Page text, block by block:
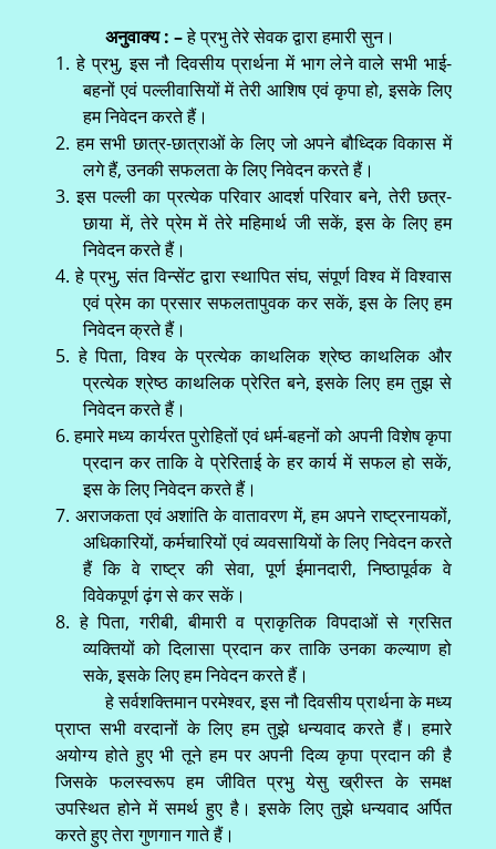
अनुवाक्य : –हे प्रभु तेरे सेवक द्वारा हमारी सुन।
1. हे प्रभु, इस नौ दिवसीय प्रार्थना में भाग लेने वाले सभी भाई-
बहनों एवं पल्लीवासियों में तेरी आशिष एवं कृपा हो, इसके लिए
हम निवेदन करते हैं।
2. हम सभी छात्र-छात्राओं के लिए जो अपने बौध्दिक विकास में
लगे हैं, उनकी सफलता के लिए निवेदन करते हैं।
3. इस पल्ली का प्रत्येक परिवार आदर्श परिवार बने, तेरी छत्र-
छाया में, तेरे प्रेम में तेरे महिमार्थ जी सकें, इस के लिए हम
निवेदन करते हैं।
4. हे प्रभु, संत विन्सेंट द्वारा स्थापित संघ, संपूर्ण विश्व में विश्वास
एवं प्रेम का प्रसार सफलतापुवक कर सकें, इस के लिए हम
निवेदन क्रते हैं।
5. हे पिता, विश्व के प्रत्येक काथलिक श्रेष्ठ काथलिक और
प्रत्येक श्रेष्ठ काथलिक प्रेरित बने, इसके लिए हम तुझ से
निवेदन करते हैं।
6. हमारे मध्य कार्यरत पुरोहितों एवं धर्म-बहनों को अपनी विशेष कृपा
प्रदान कर ताकि वे प्रेरिताई के हर कार्य में सफल हो सकें,
इस के लिए निवेदन करते हैं।
7. अराजकता एवं अशांति के वातावरण में, हम अपने राष्ट्रनायकों,
अधिकारियों, कर्मचारियों एवं व्यवसायियों के लिए निवेदन करते
हैं कि वे राष्ट्र की सेवा, पूर्ण ईमानदारी, निष्ठापूर्वक वे
विवेकपूर्ण ढ़ंग से कर सकें।
8. हे पिता, गरीबी, बीमारी व प्राकृतिक विपदाओं से ग्रसित
व्यक्तियों को दिलासा प्रदान कर ताकि उनका कल्याण हो
सके, इसके लिए हम निवेदन करते हैं।
हे सर्वशक्तिमान परमेश्वर, इस नौ दिवसीय प्रार्थना के मध्य
प्राप्त सभी वरदानों के लिए हम तुझे धन्यवाद करते हैं। हमारे
अयोग्य होते हुए भी तूने हम पर अपनी दिव्य कृपा प्रदान की है
जिसके फलस्वरूप हम जीवित प्रभु येसु ख्रीस्त के समक्ष
उपस्थित होने में समर्थ हुए है। इसके लिए तुझे धन्यवाद अर्पित
करते हुए तेरा गुणगान गाते हैं।